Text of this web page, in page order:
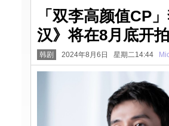
「双李高颜值CP
汉》将在8月底开
韩剧 2024年8月6日 星期二14:44